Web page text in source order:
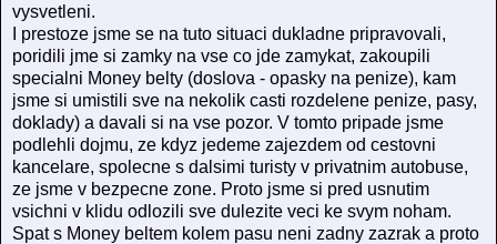
vysvetleni.
I prestoze jsme se na tuto situaci dukladne pripravovali,
poridili jme si zamky na vse co jde zamykat, zakoupili
specialni Money belty (doslova - opasky na penize), kam
jsme si umistili sve na nekolik casti rozdelene penize, pasy,
doklady) a davali si na vse pozor. V tomto pripade jsme
podlehli dojmu, ze kdyz jedeme zajezdem od cestovni
kancelare, spolecne s dalsimi turisty v privatnim autobuse,
ze jsme v bezpecne zone. Proto jsme si pred usnutim
vsichni v klidu odlozili sve dulezite veci ke svym noham.
Spat s Money beltem kolem pasu neni zadny zazrak a proto